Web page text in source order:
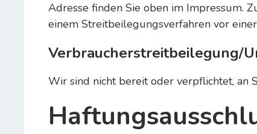
Adresse finden Sie oben im Impressum.
einem Streitbeilegungsverfahren vor
Verbraucherstreitbeilegung/
Wir sind nicht bereit oder verpflichtet, an